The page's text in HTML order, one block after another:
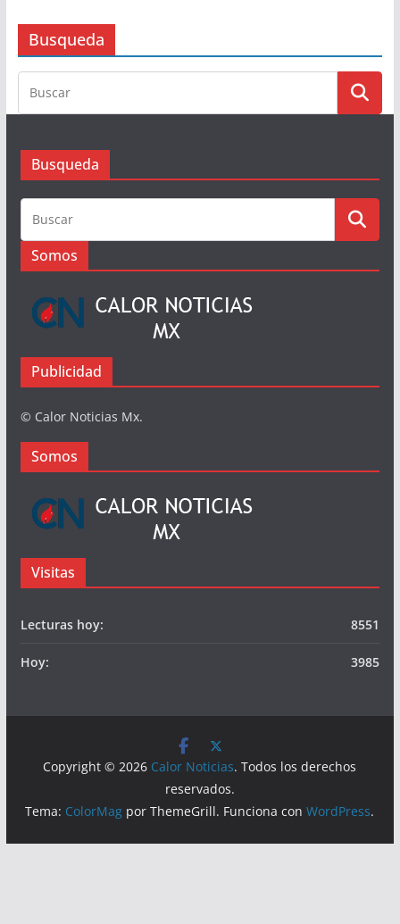
Busqueda
Busqueda
Somos
Publicidad
© Calor Noticias Mx.
Somos
Visitas
8551
Lecturas hoy:
3985
Hoy:
Copyright © 2026 Calor Noticias. Todos los derechos
reservados.
Tema: ColorMag por ThemeGrill. Funciona conWordPress.